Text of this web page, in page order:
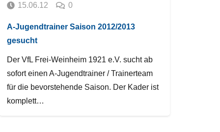
15.06.12 0
A-Jugendtrainer Saison 2012/2013
gesucht
Der VfL Frei-Weinheim 1921 e.V. sucht ab
sofort einen A-Jugendtrainer / Trainerteam
für die bevorstehende Saison. Der Kader ist
komplett…